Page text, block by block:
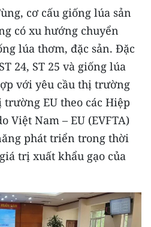
phía Bắc
Bộ và Tây
cơ cấu giống lúa sản
có xu hướng chuyển
lúa thơm, đặc sản. Đặc
24, ST 25 và giống lúa
với yêu cầu thị trường
EU theo các Hiệp
Việt Nam – EU (EVFTA)
phát triển trong thời
trị xuất khẩu gạo của